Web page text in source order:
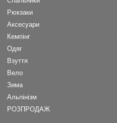
Рюкзаки
Аксесуари
Кемпінг
Одяг
Взуття
Вело
Зима
Альпінізм
РОЗПРОДАЖ